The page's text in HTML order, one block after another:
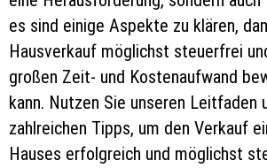
es sind einige Aspekte zu klären,
Hausverkauf möglichst steuerfrei
großen Zeit- und Kostenaufwand
kann. Nutzen Sie unseren Leitfaden
zahlreichen Tipps, um den Verkauf
Hauses erfolgreich und möglichst